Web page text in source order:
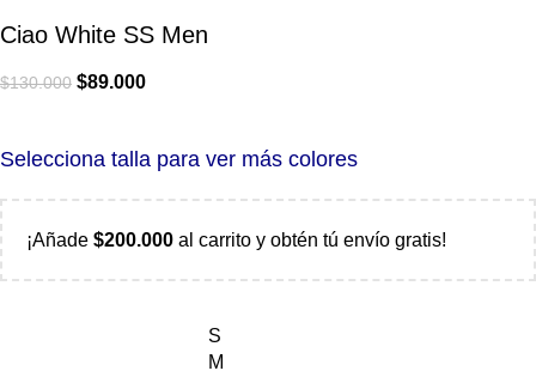
Ciao White SS Men
$130.000 $89.000
Selecciona talla para ver más colores
¡Añade $200.000 al carrito y obtén tú envío gratis!
S
M